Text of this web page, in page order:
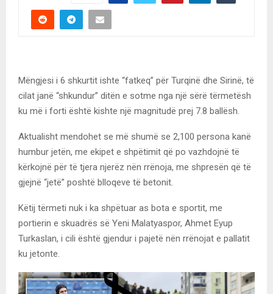
Mëngjesi i 6 shkurtit ishte “fatkeq” për Turqinë dhe Sirinë, të
cilat janë “shkundur” ditën e sotme nga një sërë tërmetësh
ku më i forti është kishte një magnitudë prej 7.8 ballësh.
Aktualisht mendohet se më shumë se 2,100 persona kanë
humbur jetën, me ekipet e shpëtimit që po vazhdojnë të
kërkojnë për të tjera njerëz nën rrënoja, me shpresën që të
gjejnë “jetë” poshtë blloqeve të betonit.
Këtij tërmeti nuk i ka shpëtuar as bota e sportit, me
portierin e skuadrës së Yeni Malatyaspor, Ahmet Eyup
Turkaslan, i cili është gjendur i pajetë nën rrënojat e pallatit
ku jetonte.